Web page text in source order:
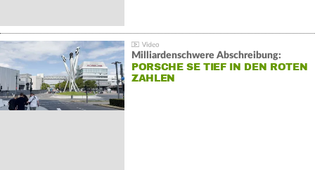
Milliardenschwere Abschreibung:
PORSCHE SE TIEF IN DEN ROTEN
ZAHLEN